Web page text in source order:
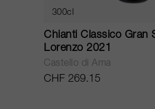
300cl
Chianti Classico Gran
Lorenzo 2021
Castello di Ama
CHF 269.15